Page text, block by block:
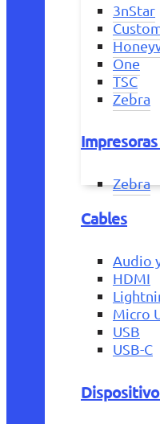
3nStar
One
TSC
Zebra
Zebra
Cables
Audio
HDMI
Micro
USB
USB-C